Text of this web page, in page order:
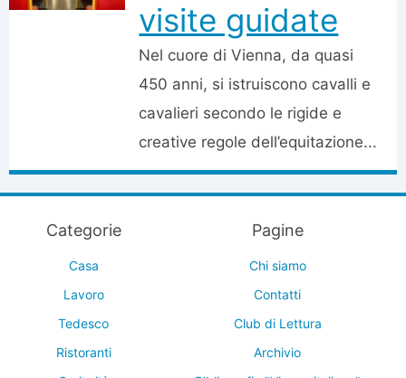
visite guidate
Nel cuore di Vienna, da quasi
450 anni, si istruiscono cavalli e
cavalieri secondo le rigide e
creative regole dell’equitazione...
Categorie
Casa
Lavoro
Tedesco
Ristoranti
Pagine
Chi siamo
Contatti
Club di Lettura
Archivio